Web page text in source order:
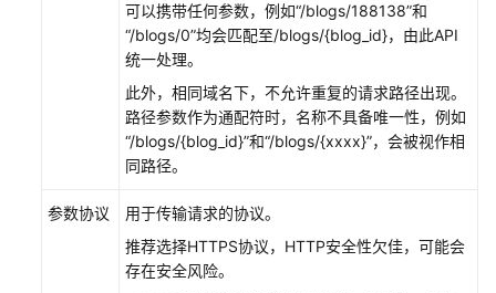
成
可以携带任何参数，例如“/blogs/188138”和
“/blogs/0”均会匹配至/blogs/{blog_id}，由此API
统一处理。
此外，相同域名下，不允许重复的请求路径出现。
路径参数作为通配符时，名称不具备唯一性，例如
“/blogs/{blog_id}”和“/blogs/{xxxx}”，会被视作相
同路径。
参数协议
用于传输请求的协议。
推荐选择HTTPS协议，HTTP安全性欠佳，可能会
存在安全风险。